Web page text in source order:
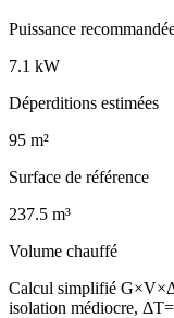
Puissance
7.1 kW
Déperditions estimées
95 m²
Surface de référence
237.5 m³
Volume chauffé
Calcul simplifié
isolation médiocre,